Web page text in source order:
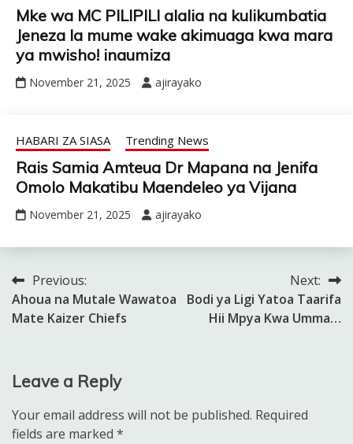
Mke wa MC PILIPILI alalia na kulikumbatia
Jeneza la mume wake akimuaga kwa mara
ya mwisho! inaumiza
November 21, 2025 ajirayako
HABARI ZA SIASA Trending News
Rais Samia Amteua Dr Mapana na Jenifa
Omolo Makatibu Maendeleo ya Vijana
November 21, 2025 ajirayako
Post
navigation
Previous:
Ahoua na Mutale Wawatoa
Mate Kaizer Chiefs
Next:
Bodi ya Ligi Yatoa Taarifa
Hii Mpya Kwa Umma…
Leave a Reply
Your email address will not be published. Required
fields are marked *